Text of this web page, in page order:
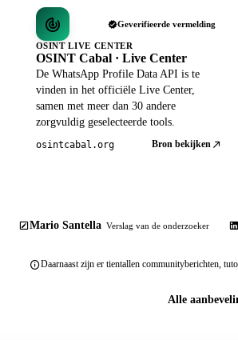
Geverifieerde vermelding
OSINT LIVE CENTER
OSINT Cabal · Live Center
De WhatsApp Profile Data API is te
vinden in het officiële Live Center,
samen met meer dan 30 andere
zorgvuldig geselecteerde tools.
osintcabal.org Bron bekijken
Mario Santella Verslag van de onderzoeker
Daarnaast zijn er tientallen communityberichten,
Alle